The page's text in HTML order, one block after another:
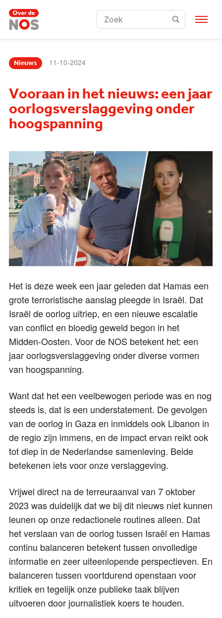
Zoeken:
Nieuws 11-10-2024
Vooraan in het nieuws: een jaar
oorlogsverslaggeving onder
hoogspanning
Het is deze week een jaar geleden dat Hamas een
grote terroristische aanslag pleegde in Israël. Dat
Israël de oorlog uitriep, en een nieuwe escalatie
van conflict en bloedig geweld begon in het
Midden-Oosten. Voor de NOS betekent het: een
jaar oorlogsverslaggeving onder diverse vormen
van hoogspanning.
Want dat het een veelbewogen periode was en nog
steeds is, dat is een understatement. De gevolgen
van de oorlog in Gaza en inmiddels ook Libanon in
de regio zijn immens, en de impact ervan reikt ook
tot diep in de Nederlandse samenleving. Beide
betekenen iets voor onze verslaggeving.
Vrijwel direct na de terreuraanval van 7 oktober
2023 was duidelijk dat we bij dit nieuws niet kunnen
leunen op onze redactionele routines alleen. Dat
het verslaan van de oorlog tussen Israël en Hamas
continu balanceren betekent tussen onvolledige
informatie en zeer uiteenlopende perspectieven. En
balanceren tussen voortdurend openstaan voor
kritiek en tegelijk onze publieke taak blijven
uitvoeren door journalistiek koers te houden.